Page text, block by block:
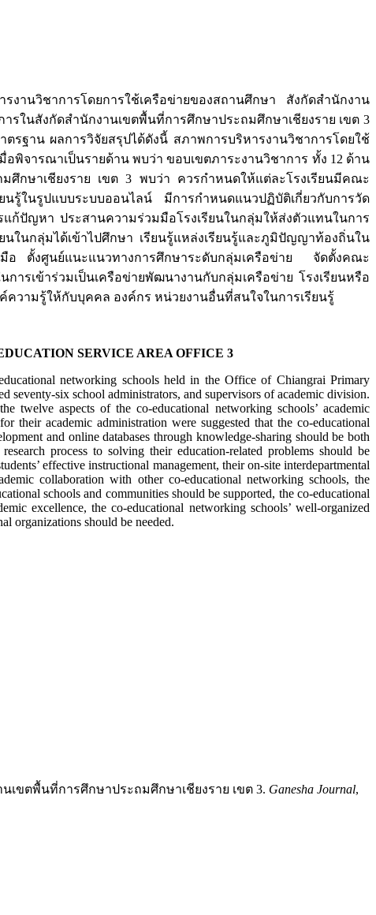
งานวิชาการโดยการใช้เครือข่ายของสถานศึกษา สังกัดสำนักงาน
รในสังกัดสำนักงานเขตพื้นที่การศึกษาประถมศึกษาเชียงราย เขต 3
ฐาน ผลการวิจัยสรุปได้ดังนี้ สภาพการบริหารงานวิชาการโดยใช้
พิจารณาเป็นรายด้าน พบว่า ขอบเขตภาระงานวิชาการ ทั้ง 12 ด้าน
ศึกษาเชียงราย เขต 3 พบว่า ควรกำหนดให้แต่ละโรงเรียนมีคณะ
นรู้ในรูปแบบระบบออนไลน์ มีการกำหนดแนวปฏิบัติเกี่ยวกับการวัด
ก้ปัญหา ประสานความร่วมมือโรงเรียนในกลุ่มให้ส่งตัวแทนในการ
นในกลุ่มได้เข้าไปศึกษา เรียนรู้แหล่งเรียนรู้และภูมิปัญญาท้องถิ่นใน
มือ ตั้งศูนย์แนะแนวทางการศึกษาระดับกลุ่มเครือข่าย จัดตั้งคณะ
รเข้าร่วมเป็นเครือข่ายพัฒนางานกับกลุ่มเครือข่าย โรงเรียนหรือ
วามรู้ให้กับบุคคล องค์กร หน่วยงานอื่นที่สนใจในการเรียนรู้
SERVICE AREA OFFICE 3
networking schools held in the Office of Chiangrai Primary
seventy-six school administrators, and supervisors of academic division.
twelve aspects of the co-educational networking schools’ academic
academic administration were suggested that the co-educational
and online databases through knowledge-sharing should be both
process to solving their education-related problems should be
effective instructional management, their on-site interdepartmental
collaboration with other co-educational networking schools, the
schools and communities should be supported, the co-educational
excellence, the co-educational networking schools’ well-organized
organizations should be needed.
เขตพื้นที่การศึกษาประถมศึกษาเชียงราย เขต 3. Ganesha Journal,